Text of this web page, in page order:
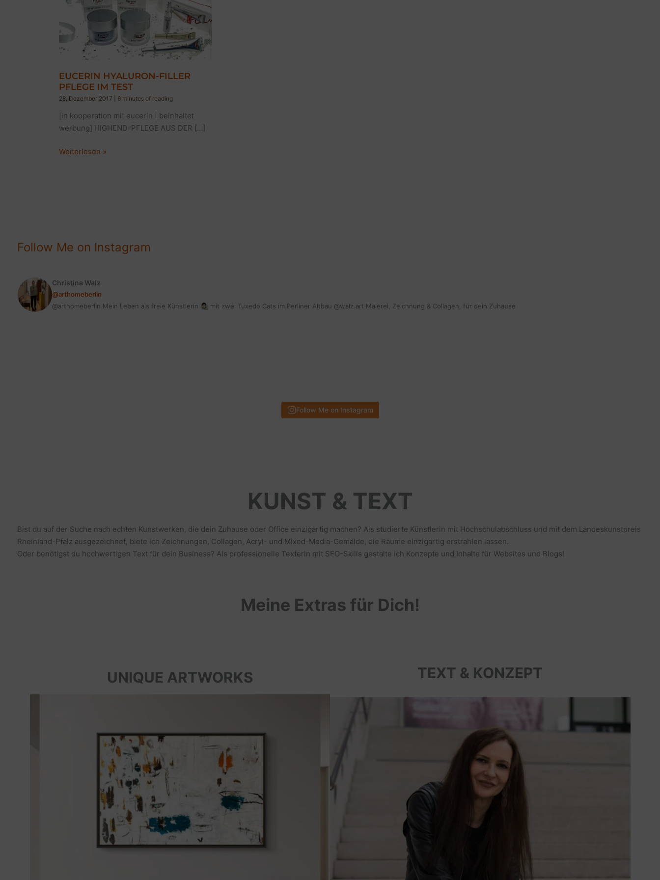
EUCERIN HYALURON-FILLER
PFLEGE IM TEST
28. Dezember 2017 6 minutes of reading
[in kooperation mit eucerin | beinhaltet
werbung] HIGHEND-PFLEGE AUS DER […]
EUCERIN
Weiterlesen »
Follow Me on Instagram
Christina Walz
@arthomeberlin
@arthomeberlin Mein Leben als freie Künstlerin 👩🏻‍🎨 mit zwei Tuxedo Cats im Berliner Altbau @walz.art Malerei, Zeichnung & Collagen, für dein Zuhause
Follow Me on Instagram
KUNST & TEXT
Bist du auf der Suche nach echten Kunstwerken, die dein Zuhause oder Office einzigartig machen? Als studierte Künstlerin mit Hochschulabschluss und mit dem Landeskunstpreis
Rheinland-Pfalz ausgezeichnet, biete ich Zeichnungen, Collagen, Acryl- und Mixed-Media-Gemälde, die Räume einzigartig erstrahlen lassen.
Oder benötigst du hochwertigen Text für dein Business? Als professionelle Texterin mit SEO-Skills gestalte ich Konzepte und Inhalte für Websites und Blogs!
Meine Extras für Dich!
UNIQUE ARTWORKS TEXT & KONZEPT